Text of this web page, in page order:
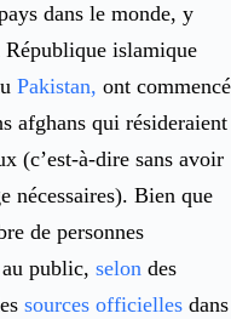
dans le monde, y
islamique
Pakistan, ont commencé
afghans qui résideraient
(c’est-à-dire sans avoir
nécessaires). Bien que
de personnes
au public, selon des
sources officielles dans